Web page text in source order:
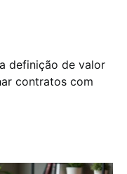
definição de valor
contratos com